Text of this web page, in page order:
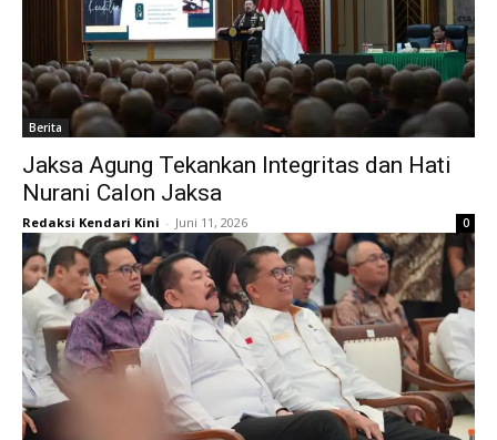
Berita
Jaksa Agung Tekankan Integritas dan Hati
Nurani Calon Jaksa
Redaksi Kendari Kini - Juni 11, 2026 0